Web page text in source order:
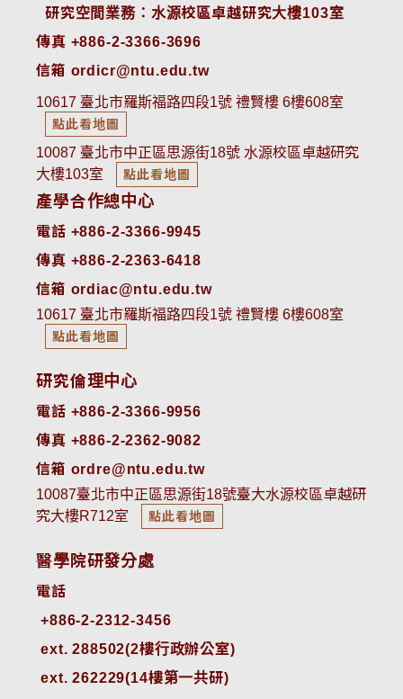
研究空間業務：水源校區卓越研究大樓103室
傳真 +886-2-3366-3696
信箱 ordicr@ntu.edu.tw
10617 臺北市羅斯福路四段1號 禮賢樓 6樓608室
點此看地圖
10087 臺北市中正區思源街18號 水源校區卓越研究
大樓103室
點此看地圖
產學合作總中心
電話 +886-2-3366-9945
傳真 +886-2-2363-6418
信箱 ordiac@ntu.edu.tw
10617 臺北市羅斯福路四段1號 禮賢樓 6樓608室
點此看地圖
研究倫理中心
電話 +886-2-3366-9956
傳真 +886-2-2362-9082
信箱 ordre@ntu.edu.tw
10087臺北市中正區思源街18號臺大水源校區卓越研
究大樓R712室
點此看地圖
醫學院研發分處
電話
ext. 288502(2樓行政辦公室)
ext. 262229(14樓第一共研)